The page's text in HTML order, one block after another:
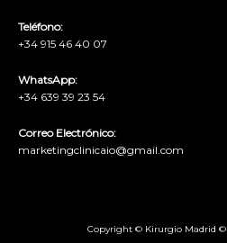
Teléfono:
+34 915 46 40 07
WhatsApp:
+34 639 39 23 54
Correo Electrónico:
marketingclinicaio@gmail.com
Copyright © Kirurgio Madrid ©